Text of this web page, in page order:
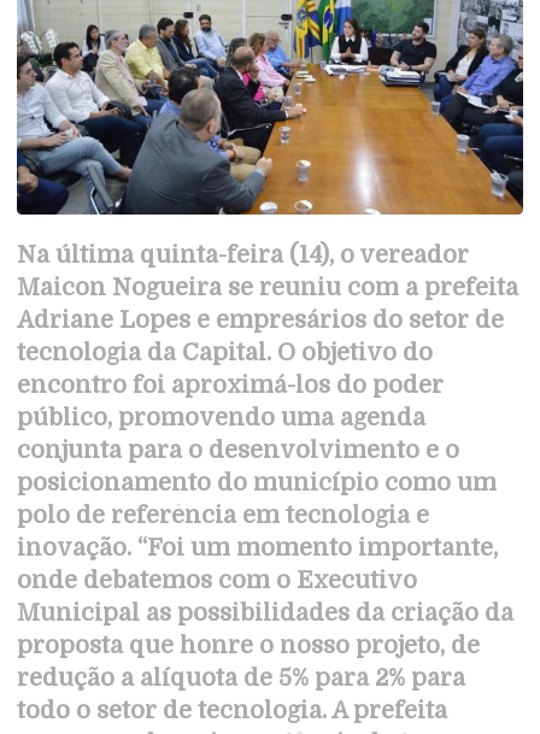
Na última quinta-feira (14), o vereador
Maicon Nogueira se reuniu com a prefeita
Adriane Lopes e empresários do setor de
tecnologia da Capital. O objetivo do
encontro foi aproximá-los do poder
público, promovendo uma agenda
conjunta para o desenvolvimento e o
posicionamento do município como um
polo de referência em tecnologia e
inovação. “Foi um momento importante,
onde debatemos com o Executivo
Municipal as possibilidades da criação da
proposta que honre o nosso projeto, de
redução a alíquota de 5% para 2% para
todo o setor de tecnologia. A prefeita